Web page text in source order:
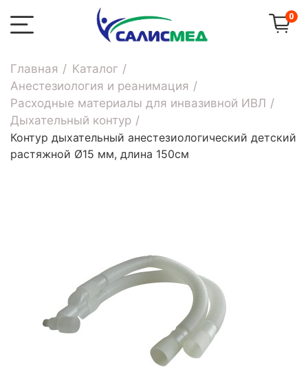
0
Главная
Каталог
Анестезиология и реанимация
Расходные материалы для инвазивной ИВЛ
Дыхательный контур
Контур дыхательный анестезиологический детский
растяжной Ø15 мм, длина 150см